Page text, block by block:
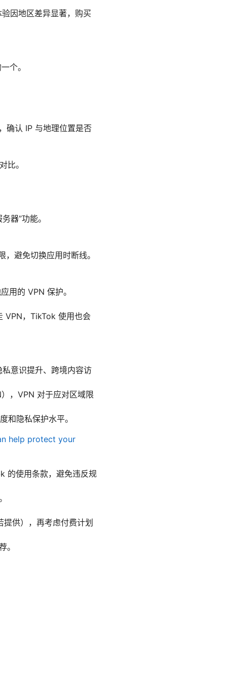
因地区差异显著，购买
个。
确认 IP 与地理位置是否
比。
器”功能。
避免切换应用时断线。
用的 VPN 保护。
VPN，TikTok 使用也会
意识提升、跨境内容访
，VPN 对于应对区域限
和隐私保护水平。
help protect your
的使用条款，避免违反规
供），再考虑付费计划
。